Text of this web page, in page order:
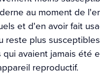
au moment de
et d'en avoir fait
reste plus
avaient jamais été
reproductif.